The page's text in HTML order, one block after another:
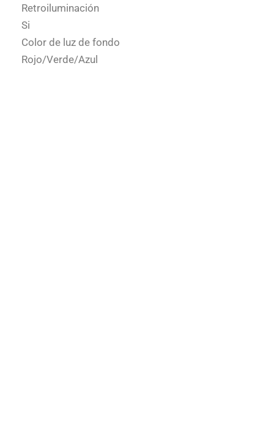
Retroiluminación
Si
Color de luz de fondo
Rojo/Verde/Azul